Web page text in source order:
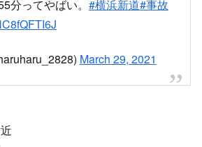
2021.03.29 2023.06.01
スポンサーリンク